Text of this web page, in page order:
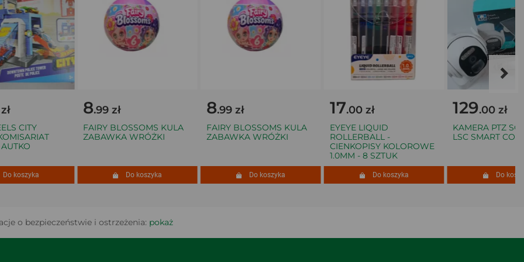
CITY
koszyka
8.99 zł
FAIRY BLOSSOMS KULA
ZABAWKA WRÓŻKI
Do koszyka
8.99 zł
FAIRY BLOSSOMS KULA
ZABAWKA WRÓŻKI
Do koszyka
17.00 zł
EYEYE LIQUID
ROLLERBALL -
CIENKOPISY KOLOROWE
1.0MM - 8 SZTUK
Do koszyka
129.00 zł
KAMERA PTZ
LSC SMART
Do koszyka
o bezpieczeństwie i ostrzeżenia: pokaż